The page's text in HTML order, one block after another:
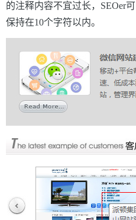
的注释内容不宜过长，SEOer
保持在10个字符以内。